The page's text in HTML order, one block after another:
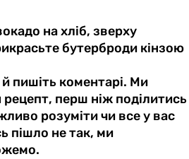
на хліб, зверху
бутерброди кінзою
пишіть коментарі. Ми
перш ніж поділитись
розуміти чи все у вас
пішло не так, ми